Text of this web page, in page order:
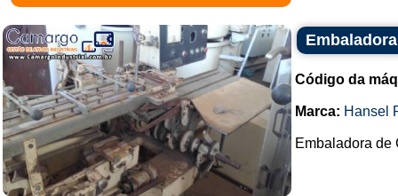
Código da
Marca: Hansel
Embaladora de